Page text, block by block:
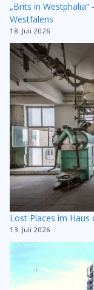
„Brits in
Westfalens
18. Juli 2026
Lost Places im Haus
13. Juli 2026